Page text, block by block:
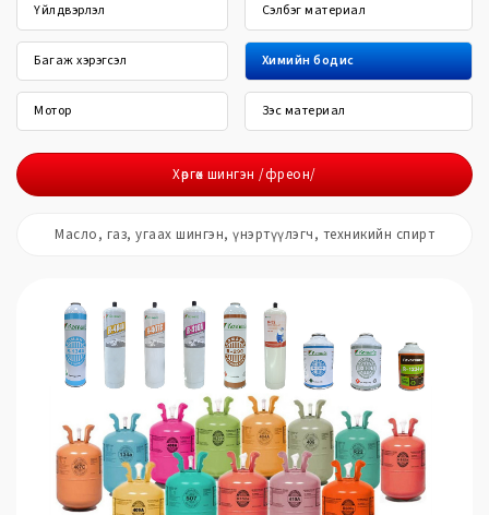
Үйлдвэрлэл Сэлбэг материал
Багаж хэрэгсэл Химийн бодис
Мотор Зэс материал
Хөргөх шингэн /фреон/
Масло, газ, угаах шингэн, үнэртүүлэгч, техникийн спирт